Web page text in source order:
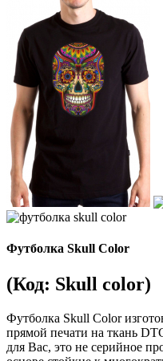
Футболка Skull Color
(Код: Skull color)
Футболка Skull Color
прямой печати на ткань
для Вас, это не серийное